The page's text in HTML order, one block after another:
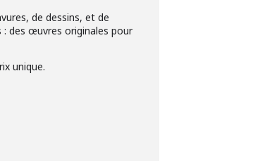
de dessins, et de
des œuvres originales pour
unique.